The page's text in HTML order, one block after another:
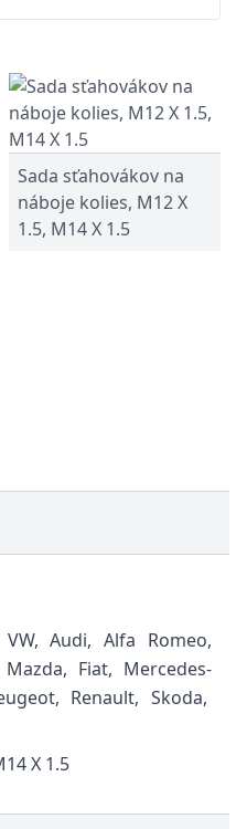
Sada sťahovákov na
náboje kolies, M12 X
1.5, M14 X 1.5
Audi, Alfa Romeo,
Fiat, Mercedes-
Renault, Skoda,
X 1.5